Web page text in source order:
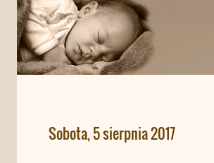
Sobota, 5 sierpnia 2017